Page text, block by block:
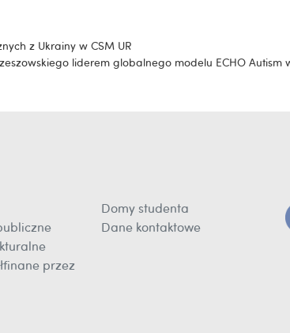
z Ukrainy w CSM UR
liderem globalnego modelu ECHO Autism
przez
Domy studenta
Dane kontaktowe